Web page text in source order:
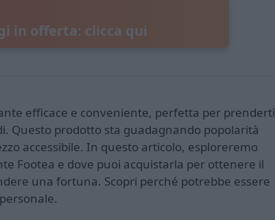
in offerta: clicca qui
efficace e conveniente, perfetta per prenderti
Questo prodotto sta guadagnando popolarità
accessibile. In questo articolo, esploreremo
Footea e dove puoi acquistarla per ottenere il
una fortuna. Scopri perché potrebbe essere